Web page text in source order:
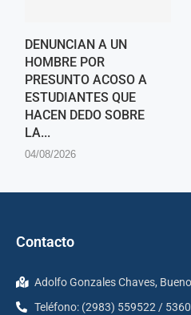
DENUNCIAN A UN
HOMBRE POR
PRESUNTO ACOSO A
ESTUDIANTES QUE
HACEN DEDO SOBRE
LA...
04/08/2026
Contacto
Adolfo Gonzales Chaves,
Teléfono: (2983) 559522 /